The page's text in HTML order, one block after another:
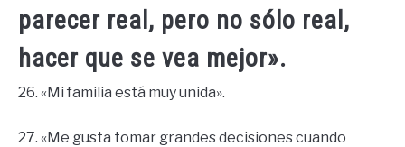
parecer real, pero no sólo real,
hacer que se vea mejor».
26. «Mi familia está muy unida».
27. «Me gusta tomar grandes decisiones cuando